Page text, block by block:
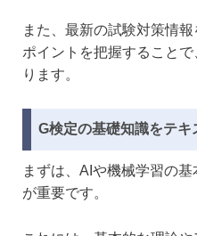
また、最新の試験対策情
ポイントを把握すること
ります。
G検定の基礎知識をテキ
まずは、AIや機械学習の
が重要です。